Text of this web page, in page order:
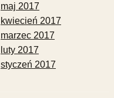
maj 2017
kwiecień 2017
marzec 2017
luty 2017
styczeń 2017